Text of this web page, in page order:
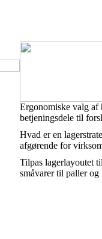
Ergonomiske valg af
betjeningsdele til
Hvad er en
afgørende for
Tilpas lagerlayoutet
småvarer til paller og